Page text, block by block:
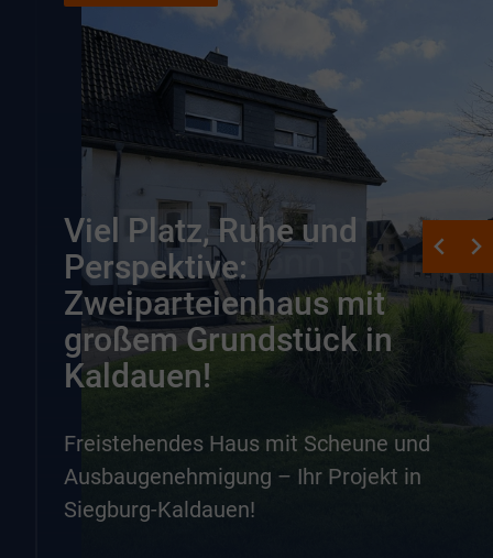
Viel Platz, Ruhe und
Perspektive:
Zweiparteienhaus mit
großem Grundstück in
Kaldauen!
Freistehendes Haus mit Scheune und
Ausbaugenehmigung – Ihr Projekt in
Siegburg-Kaldauen!